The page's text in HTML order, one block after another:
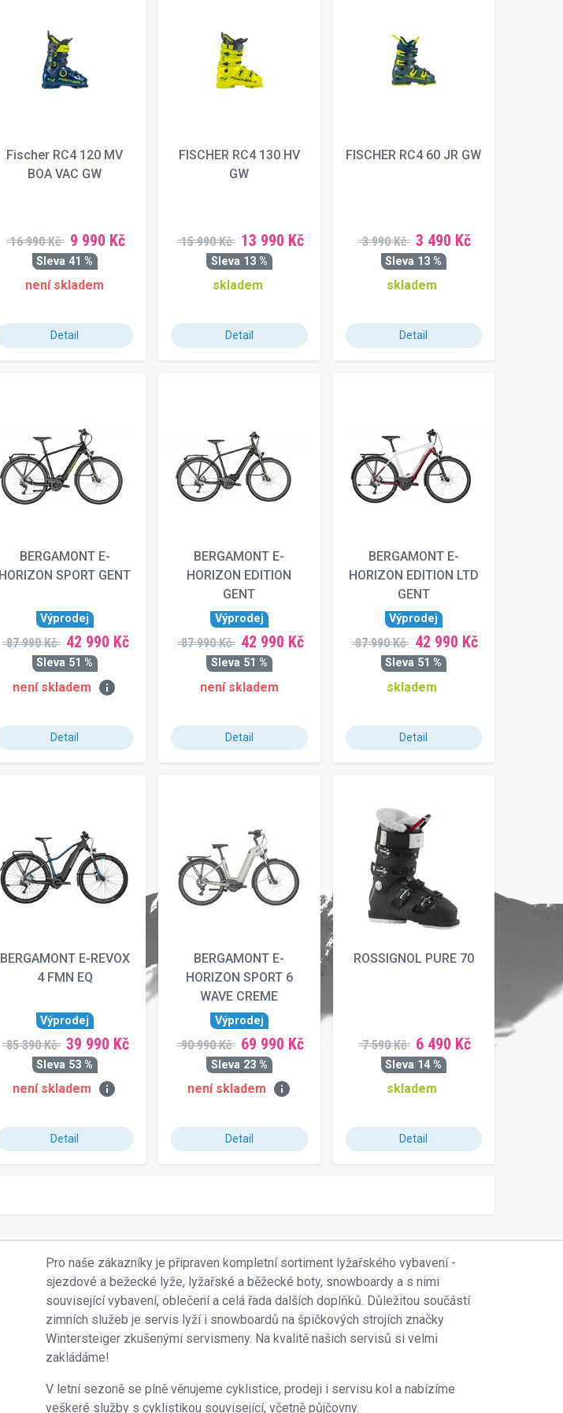
Fischer RC4 120 MV
BOA VAC GW
16 990 Kč 9 990 Kč
Sleva 41 %
není skladem
Detail
FISCHER RC4 130 HV
GW
15 990 Kč 13 990 Kč
Sleva 13 %
skladem
Detail
FISCHER RC4 60 JR GW
3 990 Kč 3 490 Kč
Sleva 13 %
skladem
Detail
BERGAMONT E-
HORIZON SPORT GENT
Výprodej
87 990 Kč 42 990 Kč
Sleva 51 %
není skladem info
Detail
BERGAMONT E-
HORIZON EDITION
GENT
Výprodej
87 990 Kč 42 990 Kč
Sleva 51 %
není skladem
Detail
BERGAMONT E-
HORIZON EDITION LTD
GENT
Výprodej
87 990 Kč 42 990 Kč
Sleva 51 %
skladem
Detail
BERGAMONT E-REVOX
4 FMN EQ
Výprodej
85 390 Kč 39 990 Kč
Sleva 53 %
není skladem info
Detail
BERGAMONT E-
HORIZON SPORT 6
WAVE CREME
Výprodej
90 990 Kč 69 990 Kč
Sleva 23 %
není skladem info
Detail
ROSSIGNOL PURE 70
7 590 Kč 6 490 Kč
Sleva 14 %
skladem
Detail
Pro naše zákazníky je připraven kompletní sortiment lyžařského vybavení -
sjezdové a bežecké lyže, lyžařské a běžecké boty, snowboardy a s nimi
související vybavení, oblečení a celá řada dalších doplňků. Důležitou součástí
zimních služeb je servis lyží i snowboardů na špičkových strojích značky
Wintersteiger zkušenými servismeny. Na kvalitě našich servisů si velmi
zakládáme!
V letní sezoně se plně věnujeme cyklistice, prodeji i servisu kol a nabízíme
veškeré služby s cyklistikou související, včetně půjčovny.